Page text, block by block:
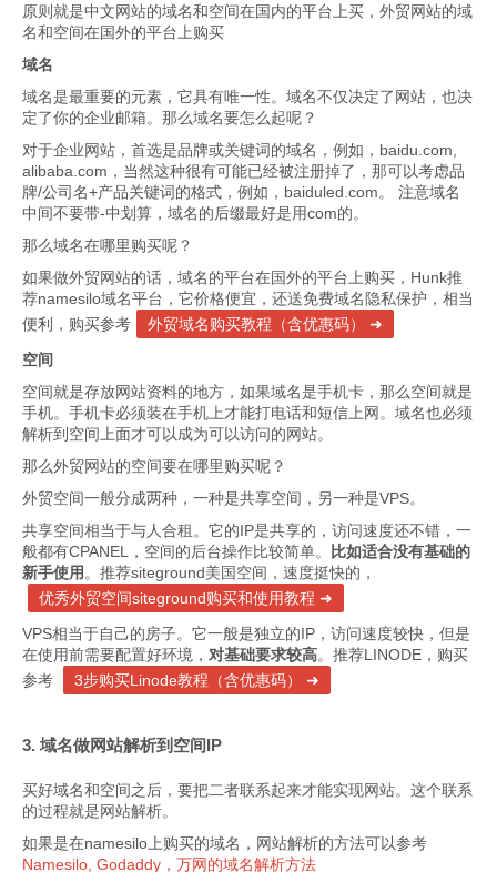
原则就是中文网站的域名和空间在国内的平台上买，外贸网站的域
名和空间在国外的平台上购买
域名
域名是最重要的元素，它具有唯一性。域名不仅决定了网站，也决
定了你的企业邮箱。那么域名要怎么起呢？
对于企业网站，首选是品牌或关键词的域名，例如，baidu.com,
alibaba.com，当然这种很有可能已经被注册掉了，那可以考虑品
牌/公司名+产品关键词的格式，例如，baiduled.com。 注意域名
中间不要带-中划算，域名的后缀最好是用com的。
那么域名在哪里购买呢？
如果做外贸网站的话，域名的平台在国外的平台上购买，Hunk推
荐namesilo域名平台，它价格便宜，还送免费域名隐私保护，相当
便利，购买参考
外贸域名购买教程（含优惠码）
空间
空间就是存放网站资料的地方，如果域名是手机卡，那么空间就是
手机。手机卡必须装在手机上才能打电话和短信上网。域名也必须
解析到空间上面才可以成为可以访问的网站。
那么外贸网站的空间要在哪里购买呢？
外贸空间一般分成两种，一种是共享空间，另一种是VPS。
共享空间相当于与人合租。它的IP是共享的，访问速度还不错，一
般都有CPANEL，空间的后台操作比较简单。
比如适合没有基础的
新手使用 。推荐siteground美国空间，速度挺快的，
优秀外贸空间siteground购买和使用教程
VPS相当于自己的房子。它一般是独立的IP，访问速度较快，但是
在使用前需要配置好环境， 对基础要求较高。推荐LINODE，购买
参考
3步购买Linode教程（含优惠码）
3. 域名做网站解析到空间IP
买好域名和空间之后，要把二者联系起来才能实现网站。这个联系
的过程就是网站解析。
如果是在namesilo上购买的域名，网站解析的方法可以参考
Namesilo, Godaddy，万网的域名解析方法